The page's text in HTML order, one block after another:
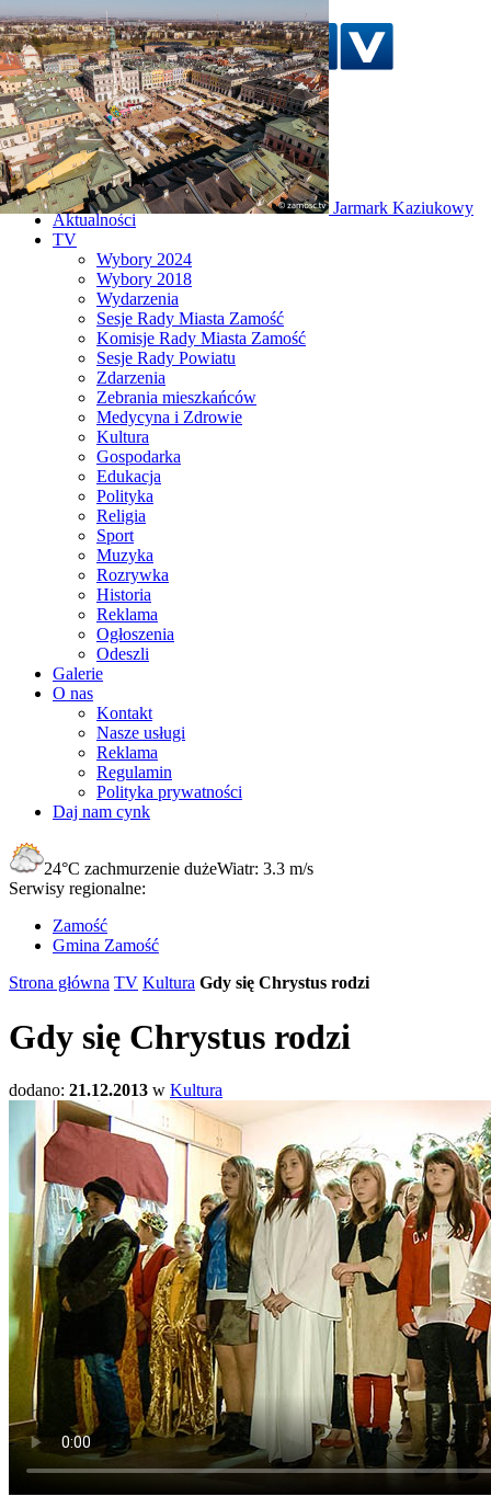
Szukaj w serwisie
Strona główna
Aktualności
TV
Wybory 2024
Wybory 2018
Wydarzenia
Sesje Rady Miasta Zamość
Komisje Rady Miasta Zamość
Sesje Rady Powiatu
Zdarzenia
Zebrania mieszkańców
Medycyna i Zdrowie
Kultura
Gospodarka
Edukacja
Polityka
Religia
Sport
Muzyka
Rozrywka
Historia
Reklama
Ogłoszenia
Odeszli
Galerie
O nas
Kontakt
Nasze usługi
Reklama
Regulamin
Polityka prywatności
Daj nam cynk
24°C zachmurzenie dużeWiatr: 3.3 m/s
Serwisy regionalne:
Zamość
Gmina Zamość
Strona główna TV Kultura Gdy się Chrystus rodzi
Gdy się Chrystus rodzi
dodano: 21.12.2013 w Kultura
Jarmark Kaziukowy